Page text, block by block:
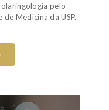
pelo
Medicina da USP.